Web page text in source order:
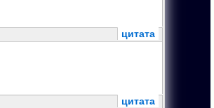
цитата
цитата